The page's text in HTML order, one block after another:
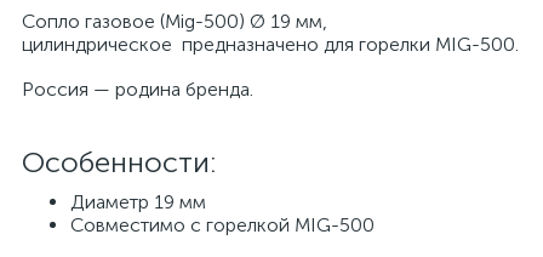
Сопло газовое (Mig-500) Ø 19 мм,
цилиндрическое предназначено для горелки MIG-500.
Россия — родина бренда.
Особенности:
Диаметр 19 мм
Совместимо с горелкой MIG-500